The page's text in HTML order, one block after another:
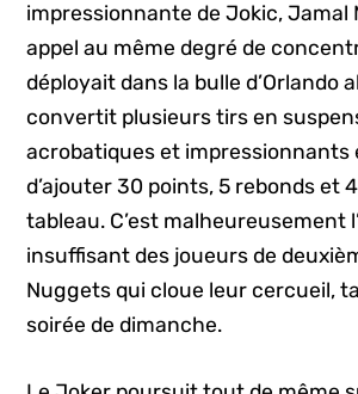
impressionnante de Jokic, Jamal
appel au même degré de
déployait dans la bulle d’Orlando
convertit plusieurs tirs en
acrobatiques et impressionnants
d’ajouter 30 points, 5 rebonds et
tableau. C’est malheureusement
insuffisant des joueurs de
Nuggets qui cloue leur cercueil,
soirée de dimanche.